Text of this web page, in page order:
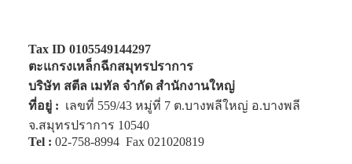
Tax ID 0105549144297
ตะแกรงเหล็กฉีกสมุทรปราการ
บริษัท สตีล เมทัล จำกัด สำนักงานใหญ่
ที่อยู่ : เลขที่ 559/43 หมู่ที่ 7 ต.บางพลีใหญ่ อ.บางพลี
จ.สมุทรปราการ 10540
Tel : 02-758-8994Fax 021020819